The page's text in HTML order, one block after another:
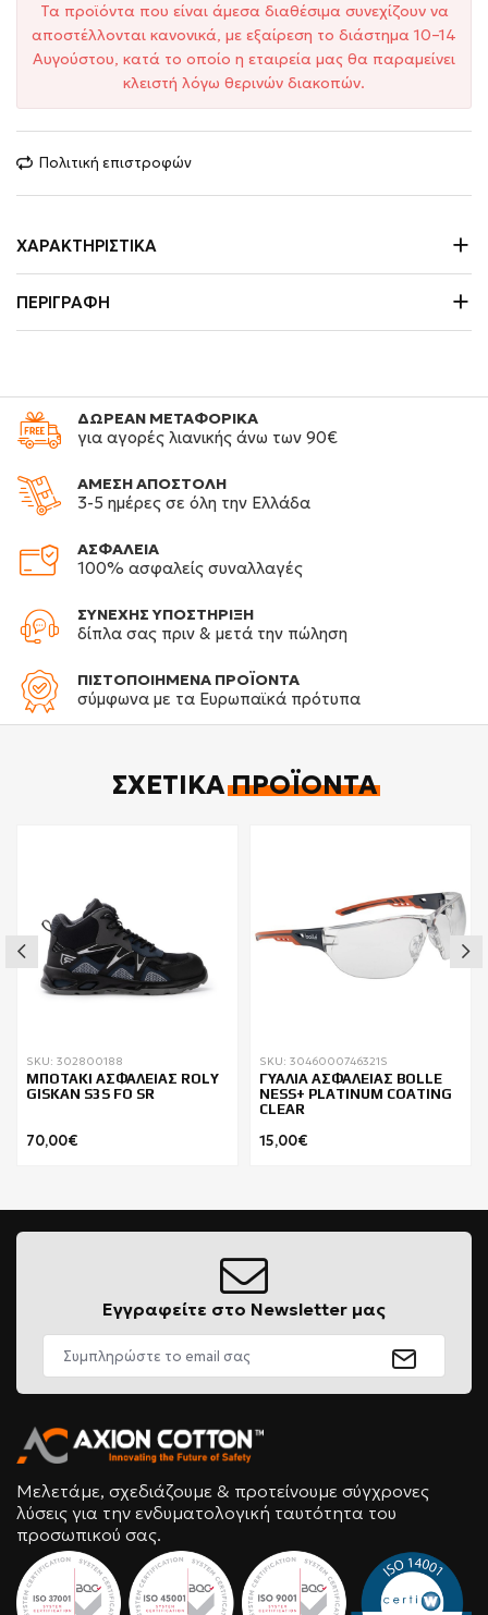
Τα προϊόντα που είναι άμεσα διαθέσιμα συνεχίζουν να
αποστέλλονται κανονικά, με εξαίρεση το διάστημα 10–14
Αυγούστου, κατά το οποίο η εταιρεία μας θα παραμείνει
κλειστή λόγω θερινών διακοπών.
Πολιτική επιστροφών
ΧΑΡΑΚΤΗΡΙΣΤΙΚΆ
ΠΕΡΙΓΡΑΦΉ
ΔΩΡΕΑΝ ΜΕΤΑΦΟΡΙΚΑ
για αγορές λιανικής άνω των 90€
ΑΜΕΣΗ ΑΠΟΣΤΟΛΗ
3-5 ημέρες σε όλη την Ελλάδα
ΑΣΦΑΛΕΙΑ
100% ασφαλείς συναλλαγές
ΣΥΝΕΧΗΣ ΥΠΟΣΤΗΡΙΞΗ
δίπλα σας πριν & μετά την πώληση
ΠΙΣΤΟΠΟΙΗΜΕΝΑ ΠΡΟΪΟΝΤΑ
σύμφωνα με τα Ευρωπαϊκά πρότυπα
ΣΧΕΤΙΚΆΠΡΟΪΌΝΤΑ
SKU: 302800188
ΜΠΟΤΑΚΙ ΑΣΦΑΛΕΙΑΣ ROLY
GISKAN S3S FO SR
70,00€
SKU: 3046000746321S
ΓΥΑΛΙΑ ΑΣΦΑΛΕΙΑΣ BOLLE
NESS+ PLATINUM COATING
CLEAR
15,00€
Εγγραφείτε στο Newsletter μας
Μελετάμε, σχεδιάζουμε & προτείνουμε σύγχρονες
λύσεις για την ενδυματολογική ταυτότητα του
προσωπικού σας.